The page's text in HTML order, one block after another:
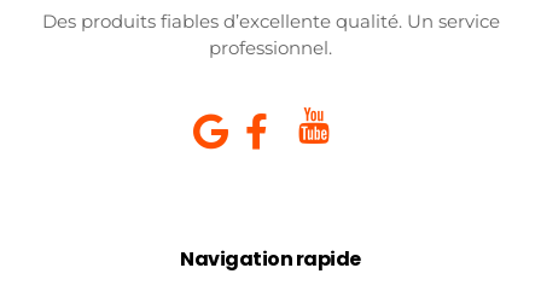
Des produits fiables d’excellente qualité. Un service
professionnel.
Navigation rapide